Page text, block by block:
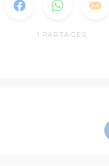
1 PARTAGES